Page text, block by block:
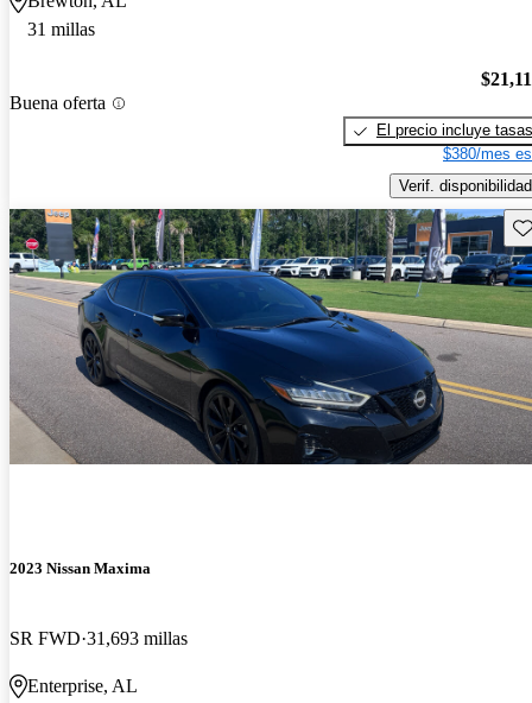
31 millas
Buena oferta
El precio incluye tasas
$380/mes
Verif. disponibilidad
2023 Nissan Maxima
SR FWD 31,693 millas
Enterprise, AL